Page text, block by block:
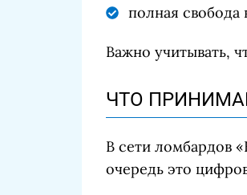
полная свобода
Важно учитывать,
ЧТО
В сети ломбардов
очередь это